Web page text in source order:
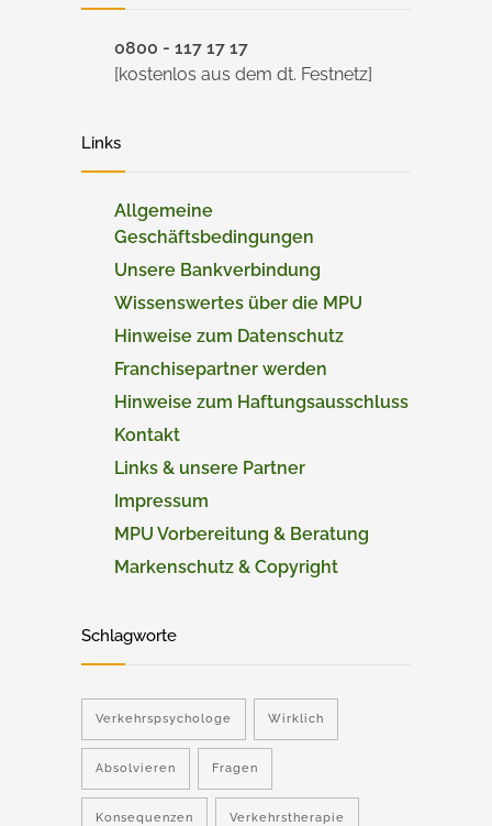
0800 - 117 17 17
[kostenlos aus dem dt. Festnetz]
Links
Allgemeine
Geschäftsbedingungen
Unsere Bankverbindung
Wissenswertes über die MPU
Hinweise zum Datenschutz
Franchisepartner werden
Hinweise zum Haftungsausschluss
Kontakt
Links & unsere Partner
Impressum
MPU Vorbereitung & Beratung
Markenschutz & Copyright
Schlagworte
Verkehrspsychologe Wirklich
Absolvieren Fragen
Konsequenzen Verkehrstherapie